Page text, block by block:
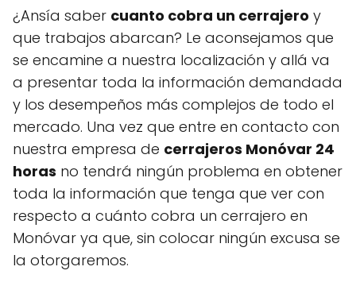
¿Ansía saber cuanto cobra un cerrajero y
que trabajos abarcan? Le aconsejamos que
se encamine a nuestra localización y allá va
a presentar toda la información demandada
y los desempeños más complejos de todo el
mercado. Una vez que entre en contacto con
nuestra empresa de cerrajeros Monóvar 24
horas no tendrá ningún problema en obtener
toda la información que tenga que ver con
respecto a cuánto cobra un cerrajero en
Monóvar ya que, sin colocar ningún excusa se
la otorgaremos.